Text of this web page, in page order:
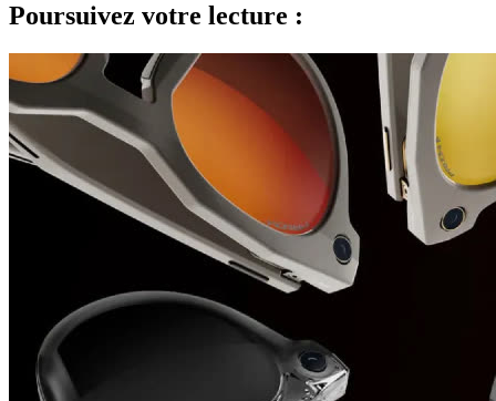
Poursuivez votre lecture :